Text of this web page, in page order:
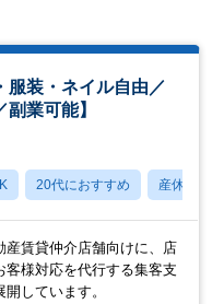
服装・ネイル自由／
業可能】
20代におすすめ 産休・育
賃貸仲介店舗向けに、店
客様対応を代行する集客支
しています。